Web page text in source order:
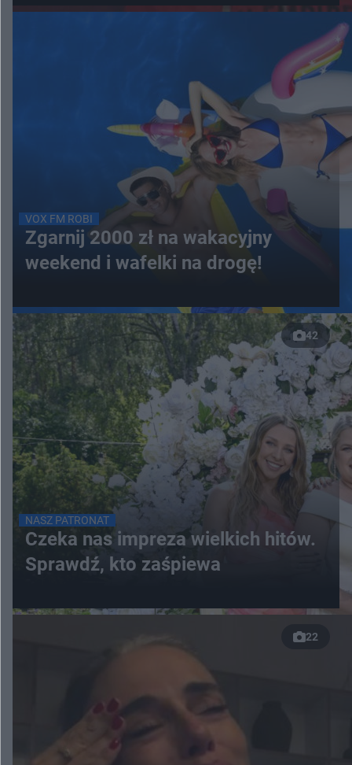
VOX FM ROBI
Zgarnij 2000 zł na wakacyjny
weekend i wafelki na drogę!
42
NASZ PATRONAT
Czeka nas impreza wielkich hitów.
Sprawdź, kto zaśpiewa
22